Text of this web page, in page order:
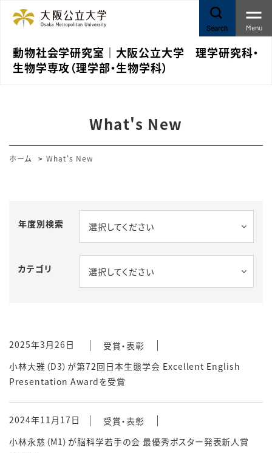
動物社会学研究室｜大阪公立大学 理学研究科・
生物学専攻（理学部・生物学科）
Search Menu
What's New
ホーム What's New
年度別検索 選択してください
カテゴリ 選択してください
2025年3月26日
受賞・表彰
小林大雅（D3）が第72回日本生態学会 Excellent English
Presentation Awardを受賞
2024年11月17日
受賞・表彰
小林永慈（M1）が脳科学若手の会 最優秀ポスター発表新人賞